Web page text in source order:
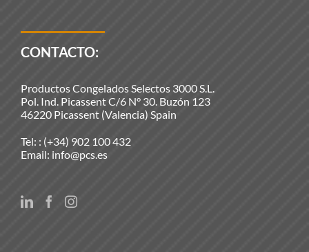
CONTACTO:
Productos Congelados Selectos 3000 S.L.
Pol. Ind. Picassent C/6 N° 30. Buzón 123
46220 Picassent (Valencia) Spain
Tel: : (+34) 902 100 432
Email: info@pcs.es